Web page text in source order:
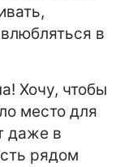
в
Хочу, чтобы
место для
даже в
рядом